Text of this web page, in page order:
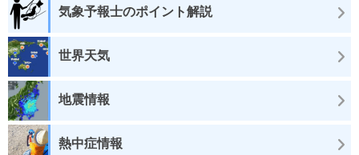
気象予報士のポイント解説
世界天気
地震情報
熱中症情報